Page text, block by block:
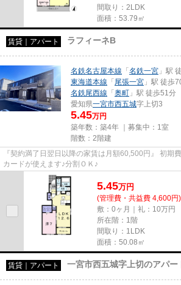
間取り：2LDK
面積：53.79㎡
賃貸｜アパート ラフィーネB
名鉄名古屋本線 「 名鉄一宮 」駅
東海道本線 「 尾張一宮 」駅 徒歩
名鉄尾西線 「 奥町 」駅 徒歩51分
愛知県一宮市西五城字上切3
5.45万円
築年数：築4年 ｜募集中： 1室
階数：2階建
『契約満了日翌日以降の家賃は月額60,500円』 初期
カードが使えます♪分割ＯＫ♪
5.45万円
(管理費・共益費 4,600円)
敷：0ヶ月｜礼：10万円
所在階：1階
間取り：1LDK
面積：50.08㎡
賃貸｜アパート 一宮市西五城字上切のアパー